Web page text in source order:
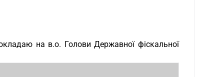
на в.о. Голови Державної фіскальної